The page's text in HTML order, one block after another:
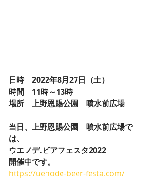
日時　2022年8月27日（土）
時間　11時～13時
場所　上野恩賜公園　噴水前広場
当日、上野恩賜公園　噴水前広場で
は、
ウエノデ.ビアフェスタ2022
開催中です。
https://uenode-beer-festa.com/